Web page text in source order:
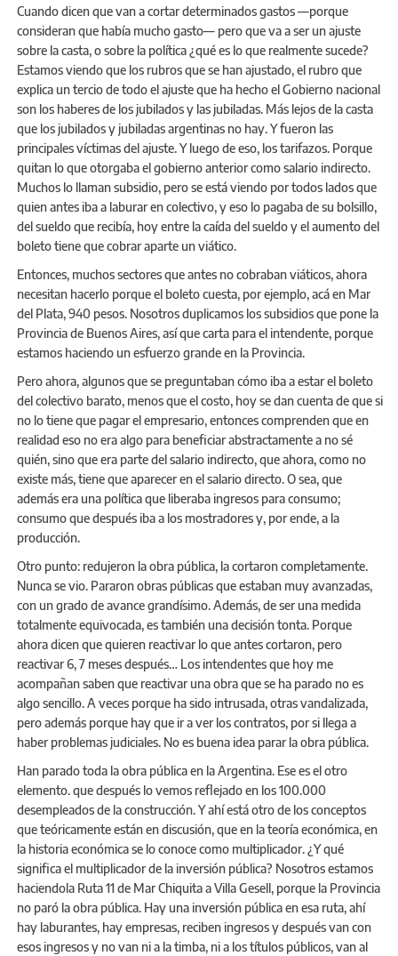
Cuando dicen que van a cortar determinados gastos —porque
consideran que había mucho gasto— pero que va a ser un ajuste
sobre la casta, o sobre la política ¿qué es lo que realmente sucede?
Estamos viendo que los rubros que se han ajustado, el rubro que
explica un tercio de todo el ajuste que ha hecho el Gobierno nacional
son los haberes de los jubilados y las jubiladas. Más lejos de la casta
que los jubilados y jubiladas argentinas no hay. Y fueron las
principales víctimas del ajuste. Y luego de eso, los tarifazos. Porque
quitan lo que otorgaba el gobierno anterior como salario indirecto.
Muchos lo llaman subsidio, pero se está viendo por todos lados que
quien antes iba a laburar en colectivo, y eso lo pagaba de su bolsillo,
del sueldo que recibía, hoy entre la caída del sueldo y el aumento del
boleto tiene que cobrar aparte un viático.
Entonces, muchos sectores que antes no cobraban viáticos, ahora
necesitan hacerlo porque el boleto cuesta, por ejemplo, acá en Mar
del Plata, 940 pesos. Nosotros duplicamos los subsidios que pone la
Provincia de Buenos Aires, así que carta para el intendente, porque
estamos haciendo un esfuerzo grande en la Provincia.
Pero ahora, algunos que se preguntaban cómo iba a estar el boleto
del colectivo barato, menos que el costo, hoy se dan cuenta de que si
no lo tiene que pagar el empresario, entonces comprenden que en
realidad eso no era algo para beneficiar abstractamente a no sé
quién, sino que era parte del salario indirecto, que ahora, como no
existe más, tiene que aparecer en el salario directo. O sea, que
además era una política que liberaba ingresos para consumo;
consumo que después iba a los mostradores y, por ende, a la
producción.
Otro punto: redujeron la obra pública, la cortaron completamente.
Nunca se vio. Pararon obras públicas que estaban muy avanzadas,
con un grado de avance grandísimo. Además, de ser una medida
totalmente equivocada, es también una decisión tonta. Porque
ahora dicen que quieren reactivar lo que antes cortaron, pero
reactivar 6, 7 meses después… Los intendentes que hoy me
acompañan saben que reactivar una obra que se ha parado no es
algo sencillo. A veces porque ha sido intrusada, otras vandalizada,
pero además porque hay que ir a ver los contratos, por si llega a
haber problemas judiciales. No es buena idea parar la obra pública.
Han parado toda la obra pública en la Argentina. Ese es el otro
elemento. que después lo vemos reflejado en los 100.000
desempleados de la construcción. Y ahí está otro de los conceptos
que teóricamente están en discusión, que en la teoría económica, en
la historia económica se lo conoce como multiplicador. ¿Y qué
significa el multiplicador de la inversión pública? Nosotros estamos
haciendola Ruta 11 de Mar Chiquita a Villa Gesell, porque la Provincia
no paró la obra pública. Hay una inversión pública en esa ruta, ahí
hay laburantes, hay empresas, reciben ingresos y después van con
esos ingresos y no van ni a la timba, ni a los títulos públicos, van al